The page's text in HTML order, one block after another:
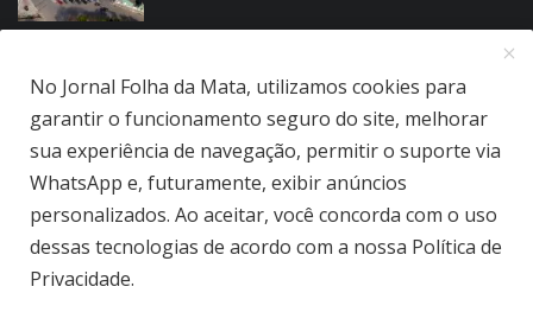
Jornal Folha da Mata Ltda © 2026 - Todos direitos reservados.
Quem Somos
No Jornal Folha da Mata, utilizamos cookies para
garantir o funcionamento seguro do site, melhorar
sua experiência de navegação, permitir o suporte via
WhatsApp e, futuramente, exibir anúncios
personalizados. Ao aceitar, você concorda com o uso
dessas tecnologias de acordo com a nossa Política de
Privacidade.